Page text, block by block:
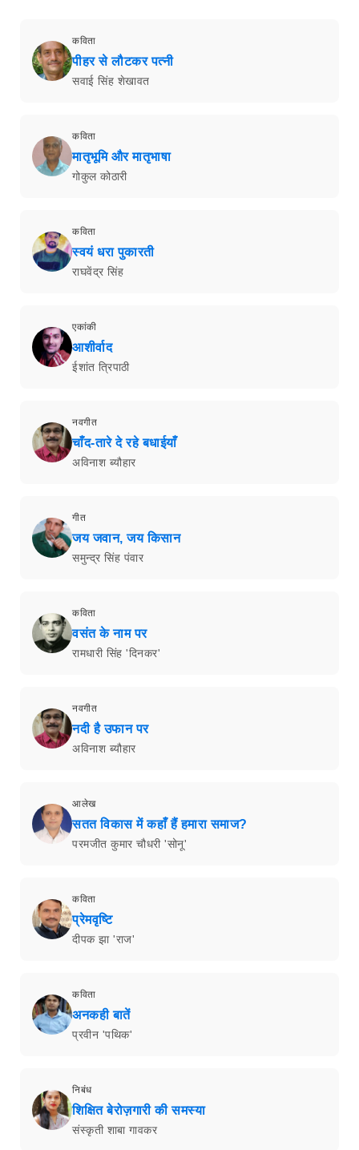
कविता
पीहर से लौटकर पत्नी
सवाई सिंह शेखावत
कविता
मातृभूमि और मातृभाषा
गोकुल कोठारी
कविता
स्वयं धरा पुकारती
राघवेंद्र सिंह
एकांकी
आशीर्वाद
ईशांत त्रिपाठी
नवगीत
चाँद-तारे दे रहे बधाईयाँ
अविनाश ब्यौहार
गीत
जय जवान, जय किसान
समुन्द्र सिंह पंवार
कविता
वसंत के नाम पर
रामधारी सिंह 'दिनकर'
नवगीत
नदी है उफान पर
अविनाश ब्यौहार
आलेख
सतत विकास में कहाँ हैं हमारा समाज?
परमजीत कुमार चौधरी 'सोनू'
कविता
प्रेमवृष्टि
दीपक झा 'राज'
कविता
अनकही बातें
प्रवीन 'पथिक'
निबंध
शिक्षित बेरोज़गारी की समस्या
संस्कृती शाबा गावकर